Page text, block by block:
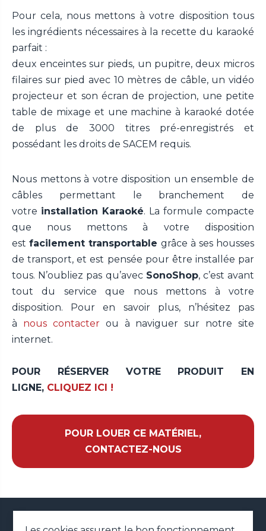
Pour cela, nous mettons à votre disposition tous
les ingrédients nécessaires à la recette du karaoké
parfait :
deux enceintes sur pieds, un pupitre, deux micros
filaires sur pied avec 10 mètres de câble, un vidéo
projecteur et son écran de projection, une petite
table de mixage et une machine à karaoké dotée
de plus de 3000 titres pré-enregistrés et
possédant les droits de SACEM requis.
Nous mettons à votre disposition un ensemble de
câbles permettant le branchement de
votre installation Karaoké. La formule compacte
que nous mettons à votre disposition
estfacilement transportable grâce à ses housses
de transport, et est pensée pour être installée par
tous. N’oubliez pas qu’avec SonoShop, c’est avant
tout du service que nous mettons à votre
disposition. Pour en savoir plus, n’hésitez pas
à nous contacterou à naviguer sur notre site
internet.
POUR RÉSERVER VOTRE PRODUIT EN
LIGNE, CLIQUEZ ICI !
POUR LOUER CE MATÉRIEL,
CONTACTEZ-NOUS